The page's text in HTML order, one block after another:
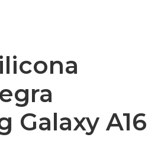
Galaxy A16